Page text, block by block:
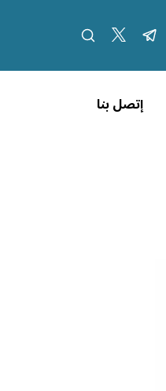
إتصل بنا